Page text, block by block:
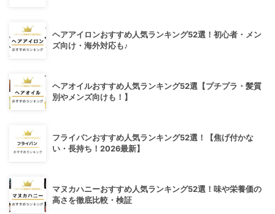
ヘアアイロンおすすめ人気ランキング52選！初心者・メン
ズ向け・海外対応も♪
ヘアオイルおすすめ人気ランキング52選【プチプラ・髪質
別やメンズ向けも！】
フライパンおすすめ人気ランキング52選！【焦げ付かな
い・長持ち！2026最新】
マヌカハニーおすすめ人気ランキング52選！味や栄養価の
高さを徹底比較・検証